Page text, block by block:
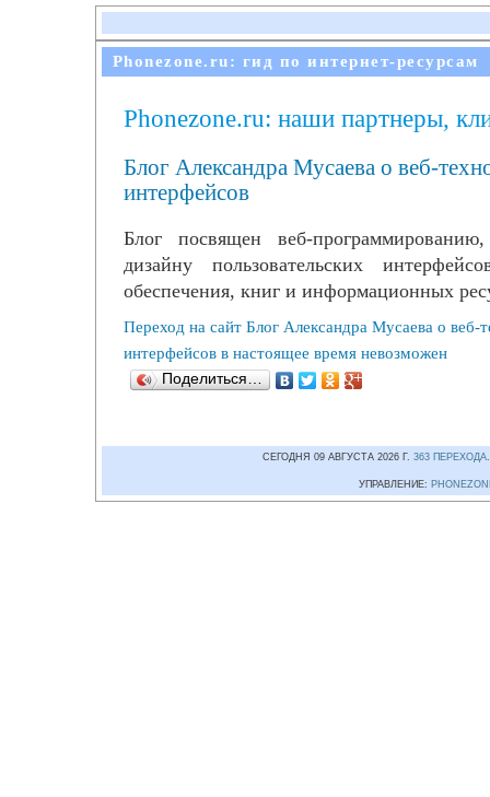
Phonezone.ru: гид по интернет-ресурсам
Phonezone.ru: наши партнеры,
Блог Александра Мусаева о веб-
интерфейсов
Блог посвящен веб-
дизайну пользовательских
обеспечения, книг и информационных
Переход на сайт Блог Александра Мусаева о веб-
интерфейсов в настоящее время невозможен
Поделиться…
СЕГОДНЯ 09 АВГУСТА 2026 Г. 363 ПЕРЕХОДА
УПРАВЛЕНИЕ: